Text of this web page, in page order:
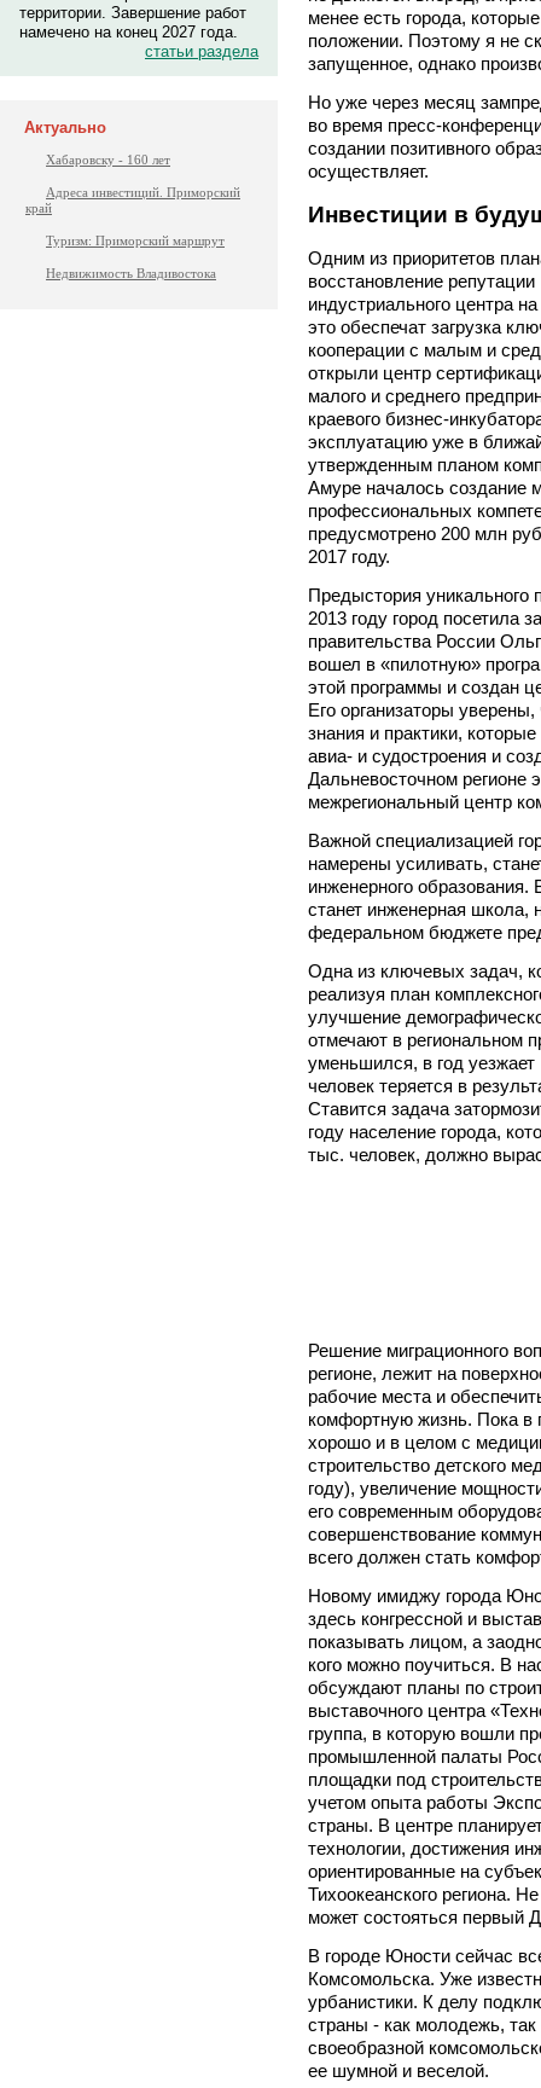
территории. Завершение работ
намечено на конец 2027 года.
статьи раздела
Актуально
Хабаровску - 160 лет
Адреса инвестиций. Приморский
край
Туризм: Приморский маршрут
Недвижимость Владивостока
менее есть города,
положении. Поэтому я не
запущенное, однако
Но уже через месяц
во время пресс-
создании позитивного
осуществляет.
Инвестиции в
Одним из приоритетов
восстановление
индустриального центра
это обеспечат загрузка
кооперации с малым и
открыли центр
малого и среднего
краевого бизнес-
эксплуатацию уже в
утвержденным планом
Амуре началось создание
профессиональных
предусмотрено 200 млн
2017 году.
Предыстория уникального
2013 году город посетила
правительства России
вошел в «пилотную»
этой программы и создан
Его организаторы
знания и практики,
авиа- и судостроения и
Дальневосточном регионе
межрегиональный центр
Важной специализацией
намерены усиливать,
инженерного
станет инженерная школа,
федеральном бюджете
Одна из ключевых задач,
реализуя план
улучшение
отмечают в региональном
уменьшился, в год
человек теряется в
Ставится задача
году население города,
тыс. человек, должно
Решение миграционного
регионе, лежит на
рабочие места и
комфортную жизнь. Пока в
хорошо и в целом с
строительство детского
году), увеличение
его современным
совершенствование
всего должен стать
Новому имиджу города
здесь конгрессной и
показывать лицом, а
кого можно поучиться. В
обсуждают планы по
выставочного центра
группа, в которую вошли
промышленной палаты
площадки под
учетом опыта работы
страны. В центре
технологии, достижения
ориентированные на
Тихоокеанского региона.
может состояться первый
В городе Юности сейчас
Комсомольска. Уже
урбанистики. К делу
страны - как молодежь,
своеобразной
ее шумной и веселой.